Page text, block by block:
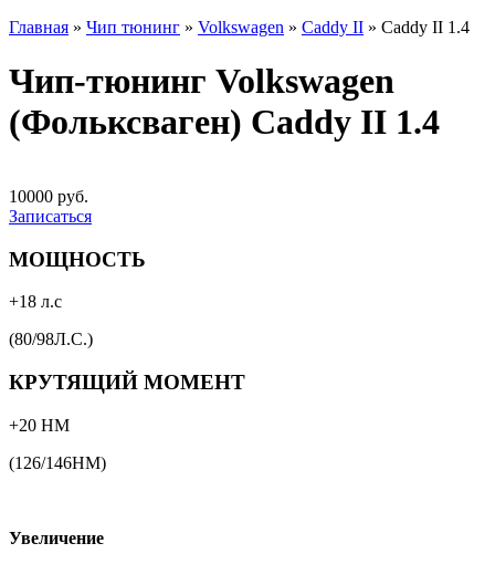
Главная » Чип тюнинг » Volkswagen » Caddy II » Caddy II 1.4
Чип-тюнинг Volkswagen
(Фольксваген) Caddy II 1.4
10000 руб.
Записаться
МОЩНОСТЬ
+18 л.с
(80/98Л.С.)
КРУТЯЩИЙ МОМЕНТ
+20 НМ
(126/146НМ)
Увеличение